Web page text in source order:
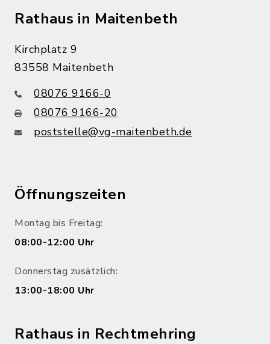
Rathaus in Maitenbeth
Kirchplatz 9
83558 Maitenbeth
08076 9166-0
08076 9166-20
poststelle@vg-maitenbeth.de
Öffnungszeiten
Montag bis Freitag:
08:00-12:00 Uhr
Donnerstag zusätzlich:
13:00-18:00 Uhr
Rathaus in Rechtmehring